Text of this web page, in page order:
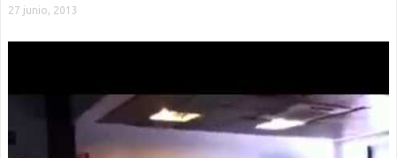
27 junio, 2013